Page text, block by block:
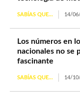
SABÍAS QUE... 14/
Los números en
nacionales no se
fascinante
SABÍAS QUE... 14/